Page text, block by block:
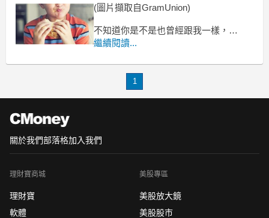
(圖片擷取自GramUnion)
不知道你是不是也曾經跟我一樣，
試了各種方法，薪水還是右手進、左手
薪水只有一點點，
卻夢想著有一天能開著跑車，
繼續閱讀...
1
關於我們部落格加入我們
理財寶商城
理財寶
軟體
美股專區
美股放大鏡
美股股市